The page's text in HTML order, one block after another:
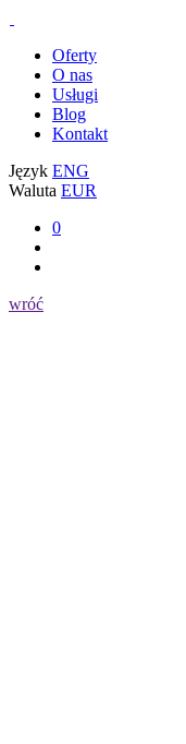
Oferty
O nas
Usługi
Blog
Kontakt
Język ENG
Waluta EUR
0
wróć